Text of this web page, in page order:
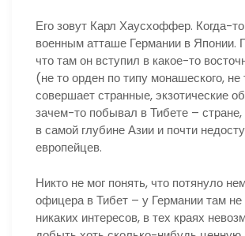
Его зовут Карл Хаусхоффер. Когда-
военным атташе Германии в Японии.
что там он вступил в какое-то
(не то орден по типу монашеского, не
совершает странные, экзотические
зачем-то побывал в Тибете – стране,
в самой глубине Азии и почти
европейцев.
Никто не мог понять, что потянуло
офицера в Тибет – у Германии там
никаких интересов, в тех краях